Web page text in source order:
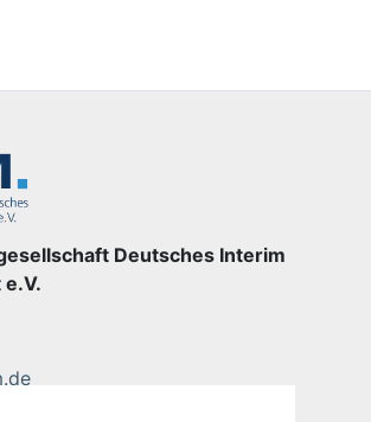
Deutsches Interim